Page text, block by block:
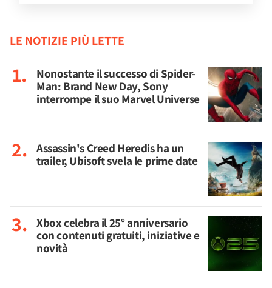
LE NOTIZIE PIÙ LETTE
Nonostante il successo di Spider-
Man: Brand New Day, Sony
interrompe il suo Marvel Universe
Assassin's Creed Heredis ha un
trailer, Ubisoft svela le prime date
Xbox celebra il 25° anniversario
con contenuti gratuiti, iniziative e
novità